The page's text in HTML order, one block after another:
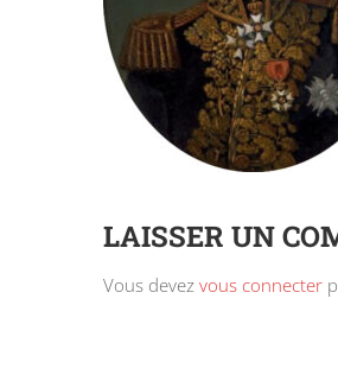
LAISSER UN
Vous devez vous connecter